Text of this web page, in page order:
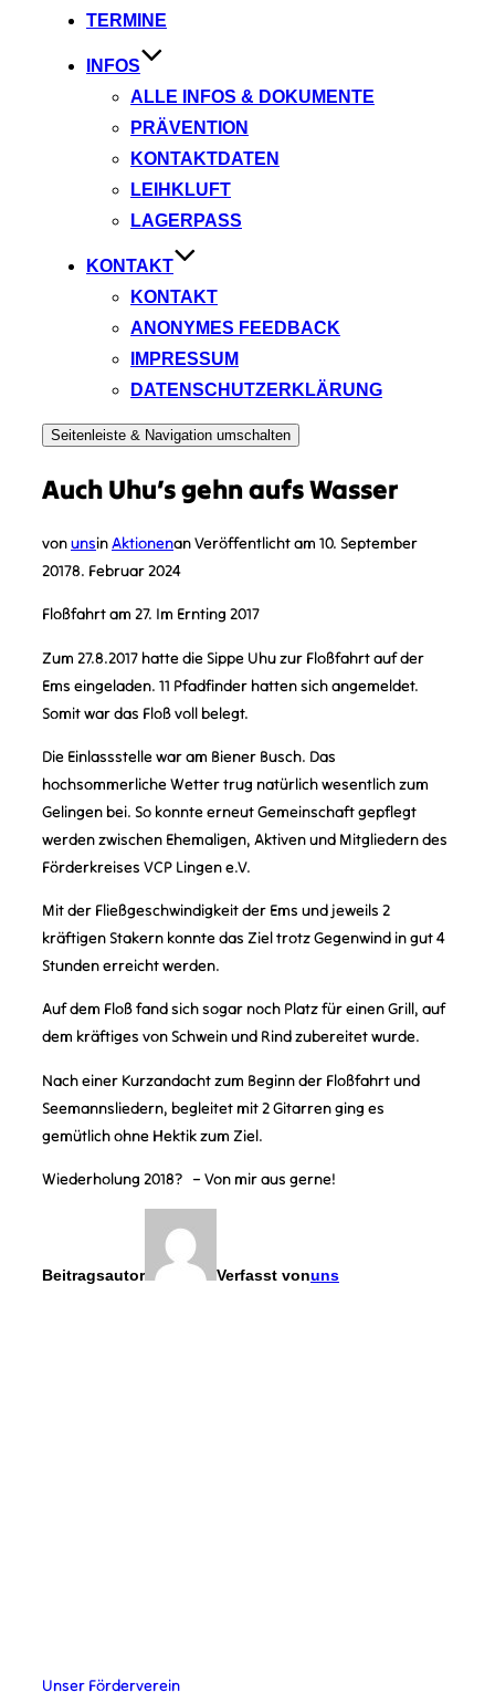
TERMINE
INFOS
ALLE INFOS & DOKUMENTE
PRÄVENTION
KONTAKTDATEN
LEIHKLUFT
LAGERPASS
KONTAKT
KONTAKT
ANONYMES FEEDBACK
IMPRESSUM
DATENSCHUTZERKLÄRUNG
Seitenleiste & Navigation umschalten
Auch Uhu’s gehn aufs Wasser
vonunsinAktionenanVeröffentlicht am 10. September
20178. Februar 2024
Floßfahrt am 27. Im Ernting 2017
Zum 27.8.2017 hatte die Sippe Uhu zur Floßfahrt auf der
Ems eingeladen. 11 Pfadfinder hatten sich angemeldet.
Somit war das Floß voll belegt.
Die Einlassstelle war am Biener Busch. Das
hochsommerliche Wetter trug natürlich wesentlich zum
Gelingen bei. So konnte erneut Gemeinschaft gepflegt
werden zwischen Ehemaligen, Aktiven und Mitgliedern des
Förderkreises VCP Lingen e.V.
Mit der Fließgeschwindigkeit der Ems und jeweils 2
kräftigen Stakern konnte das Ziel trotz Gegenwind in gut 4
Stunden erreicht werden.
Auf dem Floß fand sich sogar noch Platz für einen Grill, auf
dem kräftiges von Schwein und Rind zubereitet wurde.
Nach einer Kurzandacht zum Beginn der Floßfahrt und
Seemannsliedern, begleitet mit 2 Gitarren ging es
gemütlich ohne Hektik zum Ziel.
Wiederholung 2018? – Von mir aus gerne!
Beitragsautor Verfasst vonuns
Unser Förderverein